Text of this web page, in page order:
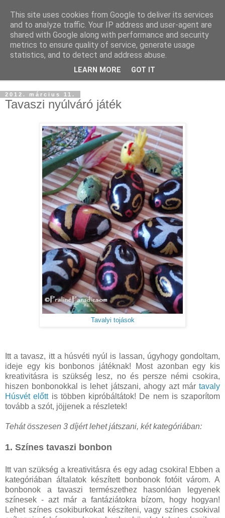
2012. március 11.
Tavaszi nyúlváró játék
Tavalyi tojások
Itt a tavasz, itt a húsvéti nyúl is lassan, úgyhogy gondoltam,
ideje egy kis bonbonos játéknak! Most azonban egy kis
kreativitásra is szükség lesz, no és persze némi csokira,
hiszen bonbonokkal is lehet játszani, ahogy azt már tavaly
Húsvét előttis többen kipróbáltátok! De nem is szaporítom
tovább a szót, jöjjenek a részletek!
Tehát összesen 3 díjért lehet játszani, két kategóriában:
1. Színes tavaszi bonbon
Itt van szükség a kreativitásra és egy adag csokira! Ebben a
kategóriában általatok készített bonbonok fotóit várom. A
bonbonok a tavaszi természethez hasonlóan legyenek
színesek - azt már a fantáziátokra bízom, hogy hogyan!
Lehet színes csokiburkokat készíteni, vagy színes csokival
This site uses cookies from Google to deliver its services
and to analyze traffic. Your IP address and user-agent are
shared with Google along with performance and security
metrics to ensure quality of service, generate usage
statistics, and to detect and address abuse.
LEARN MORE GOT IT